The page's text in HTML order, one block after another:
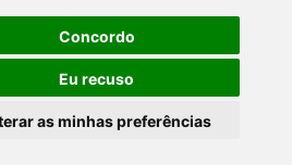
Concordo
Eu recuso
as minhas preferências
à Prefeitura de Quinze de